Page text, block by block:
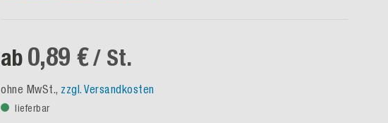
ab 0,89 €/ St.
ohne MwSt., zzgl. Versandkosten
lieferbar